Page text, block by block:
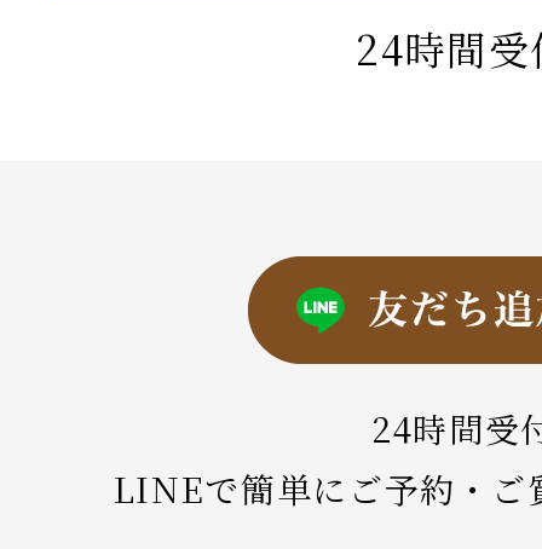
24時間受
24時間受
LINEで簡単にご予約・ご